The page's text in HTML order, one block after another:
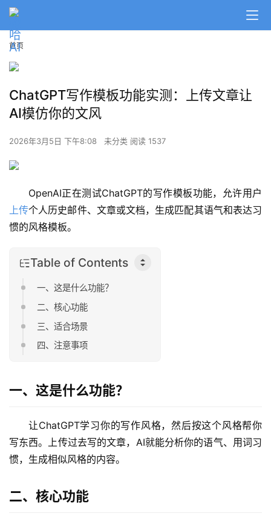
首页
ChatGPT写作模板功能实测：上传文章让
AI模仿你的文风
2026年3月5日 下午8:08 未分类 阅读 1537
OpenAI正在测试ChatGPT的写作模板功能，允许用户
上传个人历史邮件、文章或文档，生成匹配其语气和表达习
惯的风格模板。
Table of Contents
一、这是什么功能？
二、核心功能
三、适合场景
四、注意事项
一、这是什么功能？
让ChatGPT学习你的写作风格，然后按这个风格帮你
写东西。上传过去写的文章，AI就能分析你的语气、用词习
惯，生成相似风格的内容。
二、核心功能